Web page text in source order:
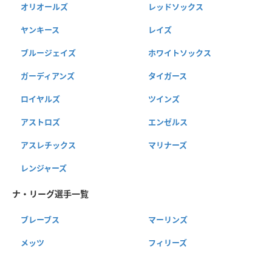
オリオールズ レッドソックス
ヤンキース レイズ
ブルージェイズ ホワイトソックス
ガーディアンズ タイガース
ロイヤルズ ツインズ
アストロズ エンゼルス
アスレチックス マリナーズ
レンジャーズ
ナ・リーグ選手一覧
ブレーブス マーリンズ
メッツ フィリーズ